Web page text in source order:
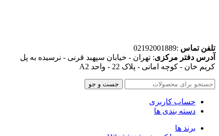
تلفن تماس :02192001889
آدرس دفتر مرکزی: تهران - خیابان سپهبد قرنی - نرسیده به پل
کریم خان - کوچه امانی - پلاک 22 - واحد A2
جست و جو
حساب کاربری
دسته بندی ها
برند ها